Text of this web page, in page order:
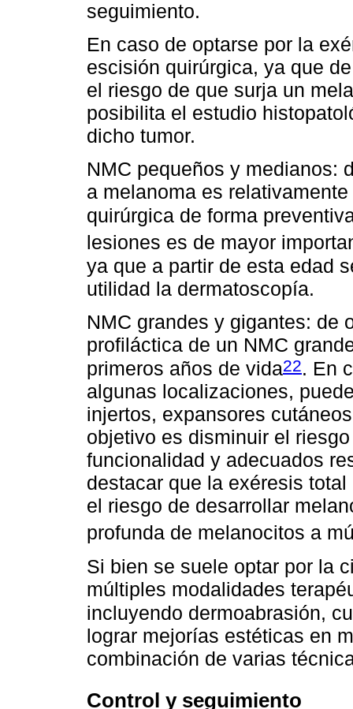
seguimiento.
En caso de optarse por la
escisión quirúrgica, ya que
el riesgo de que surja un
posibilita el estudio
dicho tumor.
NMC pequeños y medianos:
a melanoma es
quirúrgica de forma
lesiones es de mayor
ya que a partir de esta edad
utilidad la dermatoscopía.
NMC grandes y gigantes: de
profiláctica de un NMC
primeros años de vida22. En
algunas localizaciones,
injertos, expansores
objetivo es disminuir el
funcionalidad y adecuados
destacar que la exéresis
el riesgo de desarrollar
profunda de melanocitos a
Si bien se suele optar por la
múltiples modalidades
incluyendo dermoabrasión,
lograr mejorías estéticas en
combinación de varias
Control y seguimiento